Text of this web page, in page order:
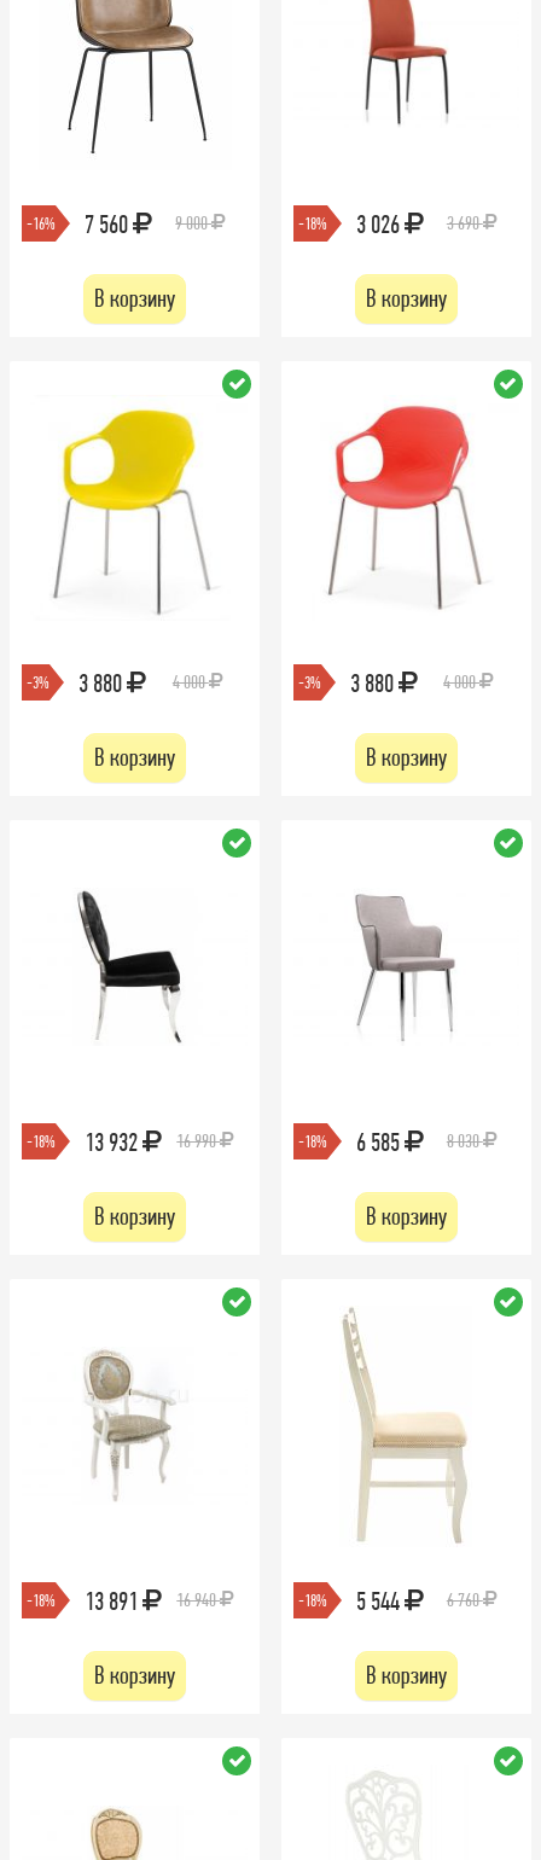
-16% 7 560 9 000
В корзину
-18% 3 026 3 690
В корзину
-3% 3 880 4 000
В корзину
-3% 3 880 4 000
В корзину
-18% 13 932 16 990
В корзину
-18% 6 585 8 030
В корзину
-18% 13 891 16 940
В корзину
-18% 5 544 6 760
В корзину